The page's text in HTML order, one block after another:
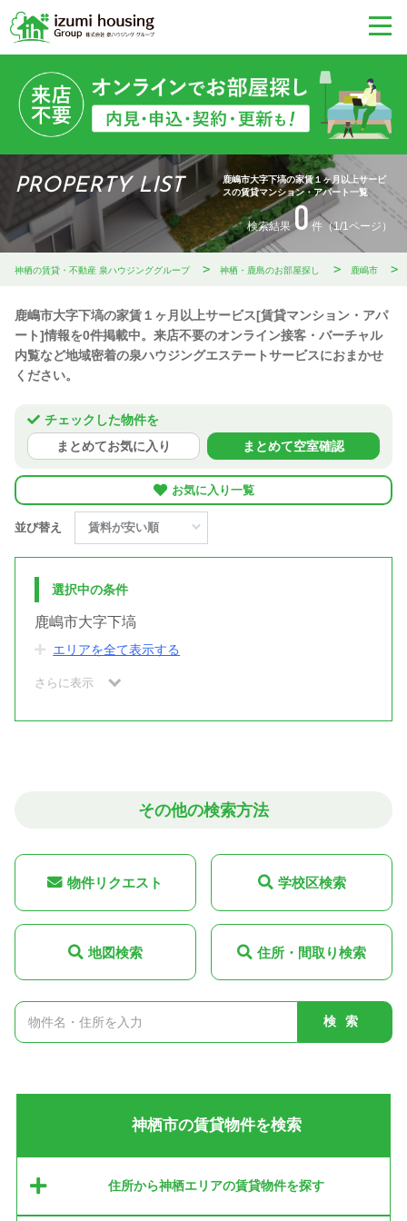
PROPERTY LIST
鹿嶋市大字下塙の家賃１ヶ月以上サービ
スの賃貸マンション・アパート一覧
検索結果 0件（1/1ページ）
神栖の賃貸・不動産 泉ハウジンググループ 神栖・鹿島のお部屋探し 鹿嶋市
鹿嶋市大字下塙の家賃１ヶ月以上サービス[賃貸マンション・アパ
ート]情報を0件掲載中。来店不要のオンライン接客・バーチャル
内覧など地域密着の泉ハウジングエステートサービスにおまかせ
ください。
チェックした物件を
まとめてお気に入り
まとめて空室確認
お気に入り一覧
並び替え
選択中の条件
鹿嶋市大字下塙
エリアを全て表示する
さらに表示
その他の検索方法
物件リクエスト 学校区検索
地図検索 住所・間取り検索
検索
神栖市の賃貸物件を検索
住所から神栖エリアの賃貸物件を探す